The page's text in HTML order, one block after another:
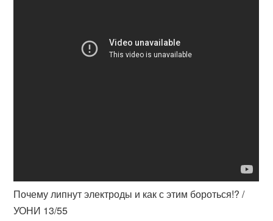
Почему липнут электроды и как с этим бороться!? /
УОНИ 13/55